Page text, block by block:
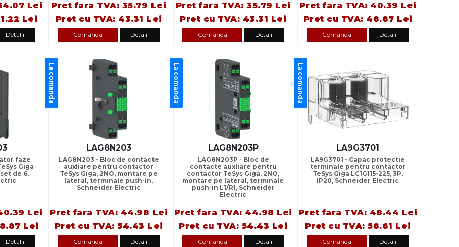
Lei
Lei
Detalii
Pret fara TVA: 35.79 Lei
Pret cu TVA: 43.31 Lei
Comanda Detalii
Pret fara TVA: 35.79 Lei
Pret cu TVA: 43.31 Lei
Comanda Detalii
Pret fara TVA: 40.39 Lei
Pret cu TVA: 48.87 Lei
Comanda Detalii
faze
Giga
de 6,
Lei
Lei
Detalii
La comanda
LAG8N203
LAG8N203 - Bloc de contacte
auxliare pentru contactor
TeSys Giga, 2NO, montare pe
lateral, terminale push-in,
Schneider Electric
Pret fara TVA: 44.98 Lei
Pret cu TVA: 54.43 Lei
Comanda Detalii
La comanda
LAG8N203P
LAG8N203P - Bloc de
contacte auxliare pentru
contactor TeSys Giga, 2NO,
montare pe lateral, terminale
push-in L1/R1, Schneider
Electric
Pret fara TVA: 44.98 Lei
Pret cu TVA: 54.43 Lei
Comanda Detalii
La comanda
LA9G3701
LA9G3701 - Capac protectie
terminale pentru contactor
TeSys Giga LC1G115-225, 3P,
IP20, Schneider Electric
Pret fara TVA: 48.44 Lei
Pret cu TVA: 58.61 Lei
Comanda Detalii